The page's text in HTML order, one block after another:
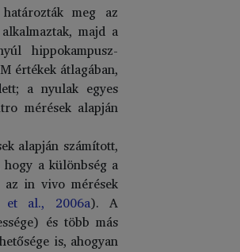
meg az
alkalmaztak, majd a
hippokampusz-
értékek átlagában,
a nyulak egyes
mérések alapján
alapján számított,
a különbség a
az in vivo mérések
et al., 2006a). A
és több más
is, ahogyan